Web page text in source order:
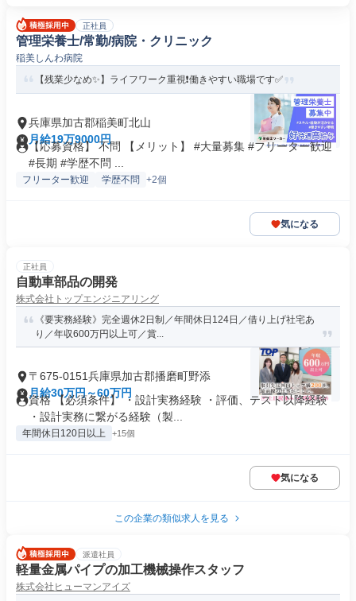
正社員
管理栄養士/常勤/病院・クリニック
稲美しんわ病院
【残業少なめ✨】ライフワーク重視❗️働きやすい職場です✅️
兵庫県加古郡稲美町北山
月給19万9000円
【応募資格】 不問 【メリット】 #大量募集 #フリーター歓迎
#長期 #学歴不問 ...
フリーター歓迎 学歴不問 +2個
気になる
正社員
自動車部品の開発
株式会社トップエンジニアリング
《要実務経験》完全週休2日制／年間休日124日／借り上げ社宅あ
り／年収600万円以上可／賞...
〒675-0151兵庫県加古郡播磨町野添
月給30万円～60万円
資格 【必須条件】 ・設計実務経験 ・評価、テスト以降経験
・設計実務に繋がる経験（製...
年間休日120日以上 +15個
気になる
この企業の類似求人を見る
派遣社員
軽量金属パイプの加工機械操作スタッフ
株式会社ヒューマンアイズ